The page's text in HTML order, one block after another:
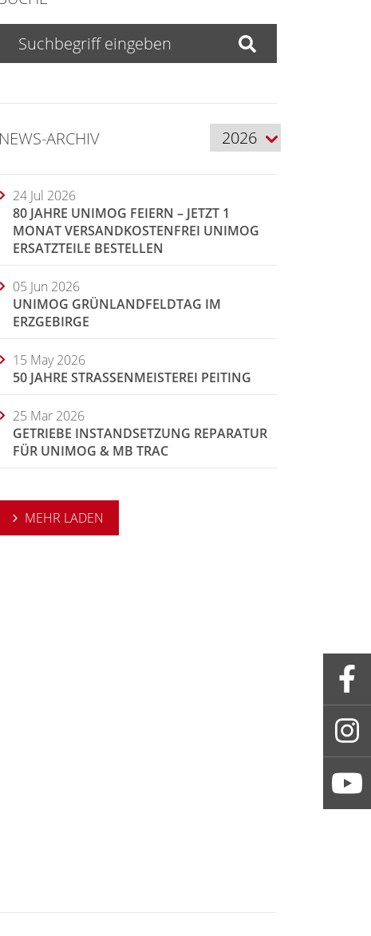
NEWS-ARCHIV
24 Jul 2026
80 JAHRE UNIMOG FEIERN – JETZT 1
MONAT VERSANDKOSTENFREI UNIMOG
ERSATZTEILE BESTELLEN
05 Jun 2026
UNIMOG GRÜNLANDFELDTAG IM
ERZGEBIRGE
15 May 2026
50 JAHRE STRASSENMEISTEREI PEITING
25 Mar 2026
GETRIEBE INSTANDSETZUNG REPARATUR
FÜR UNIMOG & MB TRAC
MEHR LADEN